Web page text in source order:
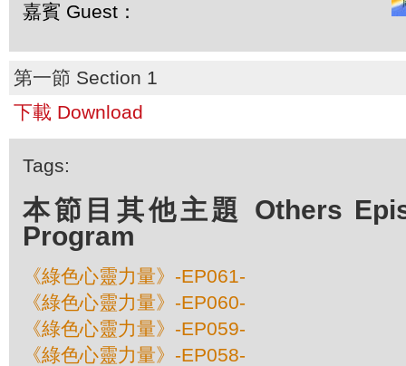
嘉賓 Guest：
第一節 Section 1
下載 Download
Tags:
本節目其他主題 Others
Program
《綠色心靈力量》-EP061-
《綠色心靈力量》-EP060-
《綠色心靈力量》-EP059-
《綠色心靈力量》-EP058-